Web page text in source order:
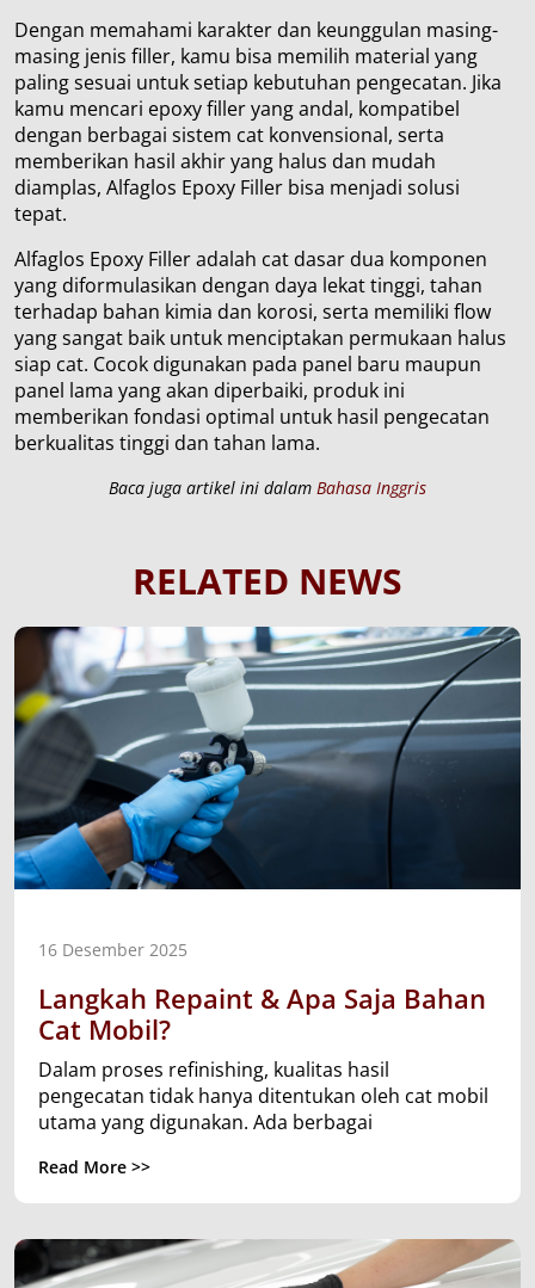
Dengan memahami karakter dan keunggulan masing-
masing jenis filler, kamu bisa memilih material yang
paling sesuai untuk setiap kebutuhan pengecatan. Jika
kamu mencari epoxy filler yang andal, kompatibel
dengan berbagai sistem cat konvensional, serta
memberikan hasil akhir yang halus dan mudah
diamplas, Alfaglos Epoxy Filler bisa menjadi solusi
tepat.
Alfaglos Epoxy Filler adalah cat dasar dua komponen
yang diformulasikan dengan daya lekat tinggi, tahan
terhadap bahan kimia dan korosi, serta memiliki flow
yang sangat baik untuk menciptakan permukaan halus
siap cat. Cocok digunakan pada panel baru maupun
panel lama yang akan diperbaiki, produk ini
memberikan fondasi optimal untuk hasil pengecatan
berkualitas tinggi dan tahan lama.
Baca juga artikel ini dalam Bahasa Inggris
RELATED NEWS
16 Desember 2025
Langkah Repaint & Apa Saja Bahan
Cat Mobil?
Dalam proses refinishing, kualitas hasil
pengecatan tidak hanya ditentukan oleh cat mobil
utama yang digunakan. Ada berbagai
Read More >>